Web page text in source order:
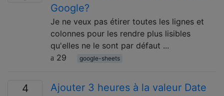
Google?
Je ne veux pas étirer toutes les lignes et
colonnes pour les rendre plus lisibles
qu'elles ne le sont par défaut ...
29
google-sheets
4
Ajouter 3 heures à la valeur Date